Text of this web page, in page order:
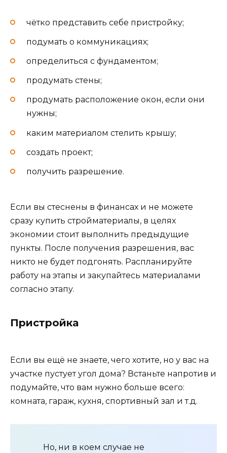
чётко представить себе пристройку;
подумать о коммуникациях;
определиться с фундаментом;
продумать стены;
продумать расположение окон, если они
нужны;
каким материалом стелить крышу;
создать проект;
получить разрешение.
Если вы стеснены в финансах и не можете
сразу купить стройматериалы, в целях
экономии стоит выполнить предыдущие
пункты. После получения разрешения, вас
никто не будет подгонять. Распланируйте
работу на этапы и закупайтесь материалами
согласно этапу.
Пристройка
Если вы ещё не знаете, чего хотите, но у вас на
участке пустует угол дома? Встаньте напротив и
подумайте, что вам нужно больше всего:
комната, гараж, кухня, спортивный зал и т.д.
Но, ни в коем случае не